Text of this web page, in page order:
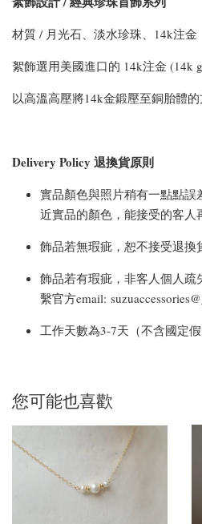
材質 / 月光石、淡水珍珠、14k注金
絮飾選用美國進口的 14k注金 (14k
以高溫高壓將14k金鍛壓至銅胎體的
Delivery Policy 退換貨原則
實品顏色與照片稍有一點點
近實品的顏色，能接受的客人
飾品若無瑕疵，恕不接受退換
飾品若有瑕疵，非客人個人
繫官方email:
工作天數為3-7天（不含國定假
您可能也喜歡